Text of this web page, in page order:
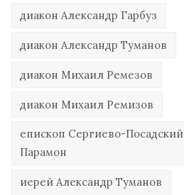
диакон Александр Гарбуз
диакон Александр Туманов
диакон Михаил Ремезов
диакон Михаил Ремизов
епископ Сергиево-Посадский
Парамон
иерей Александр Туманов